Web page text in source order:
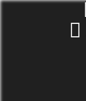
Skip